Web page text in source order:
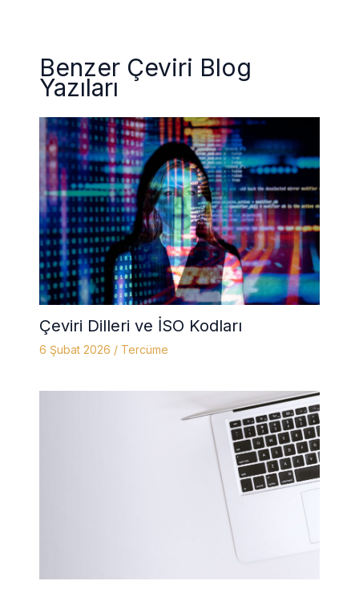
Benzer Çeviri Blog
Yazıları
Çeviri Dilleri ve İSO Kodları
6 Şubat 2026 / Tercüme